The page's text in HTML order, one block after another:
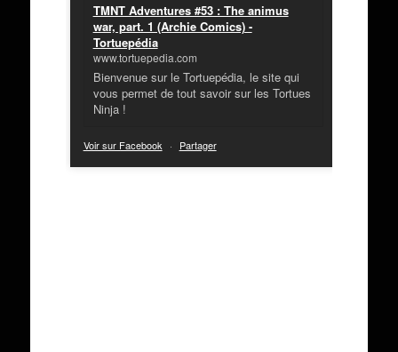
TMNT Adventures #53 : The animus
war, part. 1 (Archie Comics) -
Tortuepédia
www.tortuepedia.com
Bienvenue sur le Tortuepédia, le site qui
vous permet de tout savoir sur les Tortues
Ninja !
Voir sur Facebook · Partager